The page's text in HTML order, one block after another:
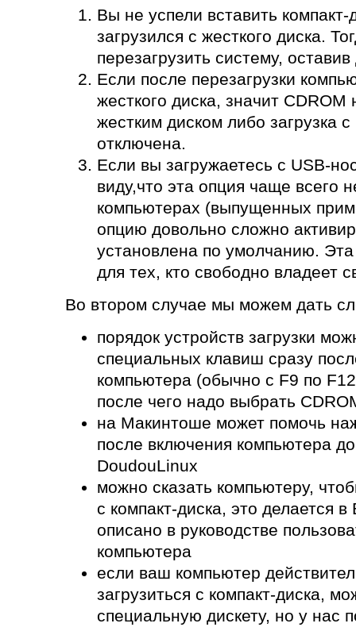
Вы не успели вставить
загрузился с жесткого диска.
перезагрузить систему,
Если после перезагрузки
жесткого диска, значит
жестким диском либо загрузка с
отключена.
Если вы загружаетесь с USB-
виду,что эта опция чаще всего
компьютерах (выпущенных
опцию довольно сложно
установлена по умолчанию.
для тех, кто свободно владеет
Во втором случае мы можем дать
порядок устройств загрузки
специальных клавиш сразу
компьютера (обычно с F9 по
после чего надо выбрать
на Макинтоше может помочь
после включения компьютера
DoudouLinux
можно сказать компьютеру,
с компакт-диска, это делается
описано в руководстве
компьютера
если ваш компьютер
загрузиться с компакт-диска,
специальную дискету, но у нас